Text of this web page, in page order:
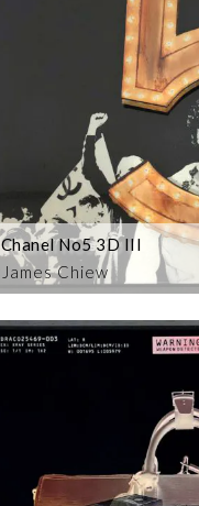
James Chiew
Chanel No5 3D III